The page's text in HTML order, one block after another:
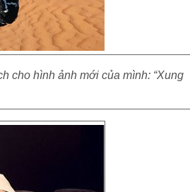
cho hình ảnh mới của mình: “Xung